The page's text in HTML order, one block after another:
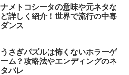
ナメトコシータの意味や元ネタな
ど詳しく紹介！世界で流行の中毒
ダンス
うさぎパズルは怖くないホラーゲ
ーム？攻略法やエンディングのネ
タバレ